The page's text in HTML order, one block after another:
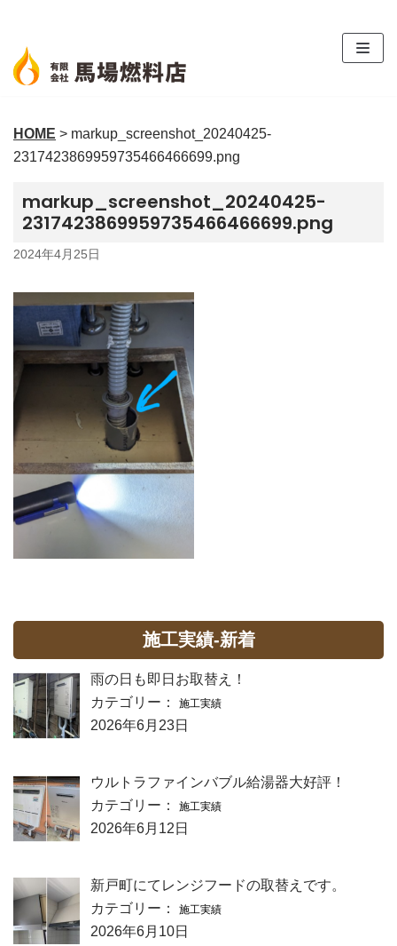
ン
テ
ン
へ
ス
ッ
プ
HOME > markup_screenshot_20240425-
2317423869959735466466699.png
markup_screenshot_20240425-
2317423869959735466466699.png
2024年4月25日
施工実績-新着
雨の日も即日お取替え！
カテゴリー：
施工実績
2026年6月23日
ウルトラファインバブル給湯器大好評！
カテゴリー：
施工実績
2026年6月12日
新戸町にてレンジフードの取替えです。
カテゴリー：
施工実績
2026年6月10日